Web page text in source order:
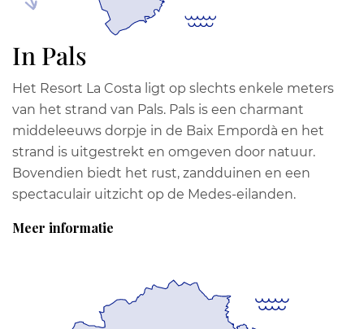
In Pals
Het Resort La Costa ligt op slechts enkele meters
van het strand van Pals. Pals is een charmant
middeleeuws dorpje in de Baix Empordà en het
strand is uitgestrekt en omgeven door natuur.
Bovendien biedt het rust, zandduinen en een
spectaculair uitzicht op de Medes-eilanden.
Meer informatie